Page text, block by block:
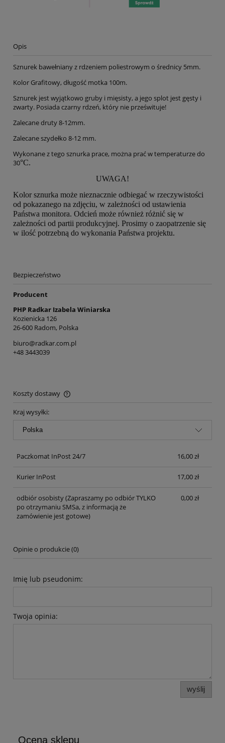
Opis
Sznurek bawełniany z rdzeniem poliestrowym o średnicy 5mm.
Kolor Grafitowy, długość motka 100m.
Sznurek jest wyjątkowo gruby i mięsisty, a jego splot jest gęsty i
zwarty. Posiada czarny rdzeń, który nie prześwituje!
Zalecane druty 8-12mm.
Zalecane szydełko 8-12 mm.
Wykonane z tego sznurka prace, można prać w temperaturze do
30°C.
UWAGA!
Kolor sznurka może nieznacznie odbiegać w rzeczywistości
od pokazanego na zdjęciu, w zależności od ustawienia
Państwa monitora. Odcień może również różnić się w
zależności od partii produkcyjnej. Prosimy o zaopatrzenie się
w ilość potrzebną do wykonania Państwa projektu.
Bezpieczeństwo
Producent
PHP Radkar Izabela Winiarska
Kozienicka 126
26-600 Radom, Polska
biuro@radkar.com.pl
+48 3443039
Koszty dostawy
Cena nie zawiera ewentualnych kosztów płatności
Kraj wysyłki:
Paczkomat InPost 24/7 16,00 zł
Kurier InPost 17,00 zł
odbiór osobisty(Zapraszamy po odbiór TYLKO
po otrzymaniu SMSa, z informacją że
zamówienie jest gotowe)
0,00 zł
Opinie o produkcie (0)
Imię lub pseudonim:
Twoja opinia:
wyślij
Ocena sklepu